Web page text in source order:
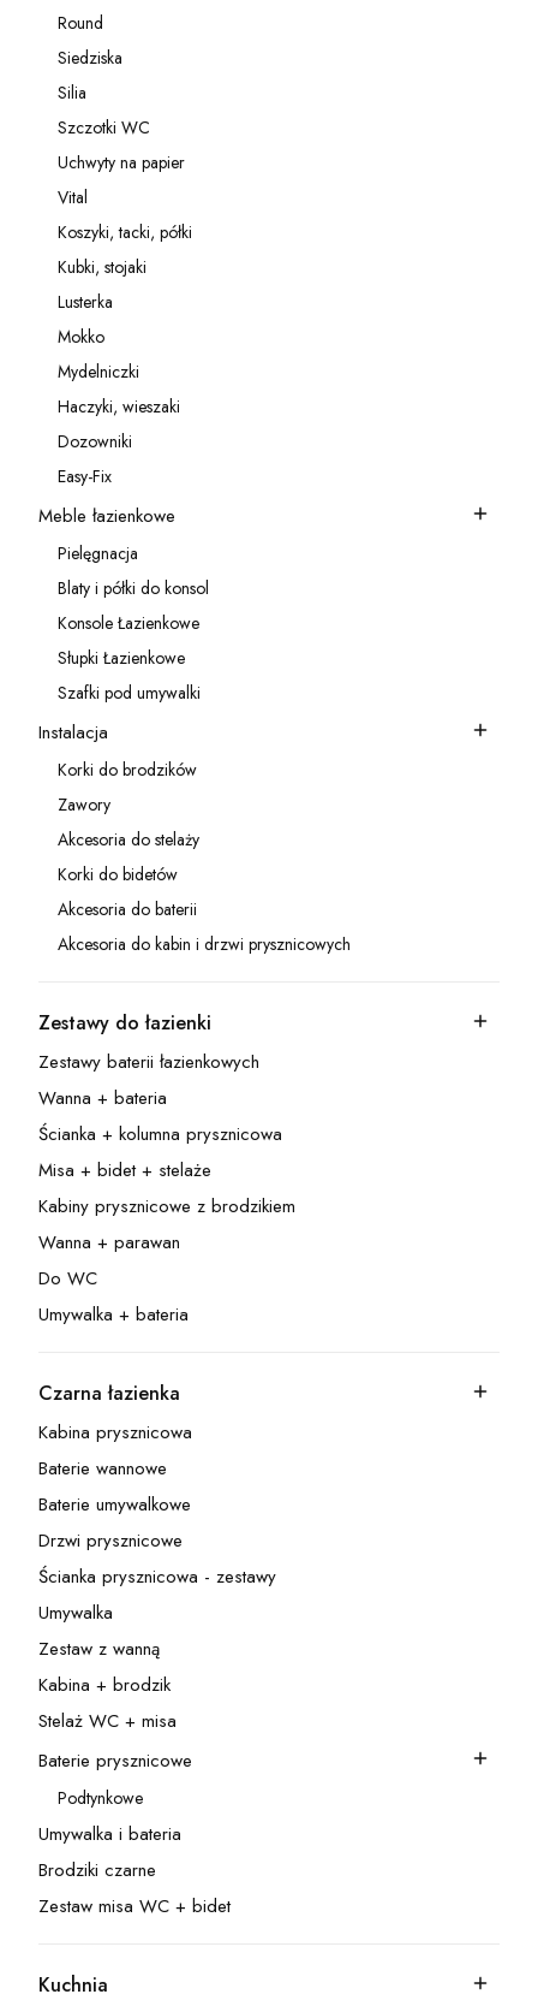
Kategoria - Round
Round
Kategoria - Siedziska
Siedziska
Kategoria - Silia
Silia
Kategoria - Szczotki WC
Szczotki WC
Kategoria - Uchwyty na papier
Uchwyty na papier
Kategoria - Vital
Vital
Kategoria - Koszyki, tacki, półki
Koszyki, tacki, półki
Kategoria - Kubki, stojaki
Kubki, stojaki
Kategoria - Lusterka
Lusterka
Kategoria - Mokko
Mokko
Kategoria - Mydelniczki
Mydelniczki
Kategoria - Haczyki, wieszaki
Haczyki, wieszaki
Kategoria - Dozowniki
Dozowniki
Kategoria - Easy-Fix
Easy-Fix
Kategoria - Meble łazienkowe
Meble łazienkowe
Kategoria - Pielęgnacja
Pielęgnacja
Kategoria - Blaty i półki do konsol
Blaty i półki do konsol
Kategoria - Konsole Łazienkowe
Konsole Łazienkowe
Kategoria - Słupki Łazienkowe
Słupki Łazienkowe
Kategoria - Szafki pod umywalki
Szafki pod umywalki
Kategoria - Instalacja
Instalacja
Kategoria - Korki do brodzików
Korki do brodzików
Kategoria - Zawory
Zawory
Kategoria - Akcesoria do stelaży
Akcesoria do stelaży
Kategoria - Korki do bidetów
Korki do bidetów
Kategoria - Akcesoria do baterii
Akcesoria do baterii
Kategoria - Akcesoria do kabin i drzwi prysznicowych
Akcesoria do kabin i drzwi prysznicowych
Kategoria - Zestawy do łazienki
Zestawy do łazienki
Kategoria - Zestawy baterii łazienkowych
Zestawy baterii łazienkowych
Kategoria - Wanna + bateria
Wanna + bateria
Kategoria - Ścianka + kolumna prysznicowa
Ścianka + kolumna prysznicowa
Kategoria - Misa + bidet + stelaże
Misa + bidet + stelaże
Kategoria - Kabiny prysznicowe z brodzikiem
Kabiny prysznicowe z brodzikiem
Kategoria - Wanna + parawan
Wanna + parawan
Kategoria - Do WC
Do WC
Kategoria - Umywalka + bateria
Umywalka + bateria
Kategoria - Czarna łazienka
Czarna łazienka
Kategoria - Kabina prysznicowa
Kabina prysznicowa
Kategoria - Baterie wannowe
Baterie wannowe
Kategoria - Baterie umywalkowe
Baterie umywalkowe
Kategoria - Drzwi prysznicowe
Drzwi prysznicowe
Kategoria - Ścianka prysznicowa - zestawy
Ścianka prysznicowa - zestawy
Kategoria - Umywalka
Umywalka
Kategoria - Zestaw z wanną
Zestaw z wanną
Kategoria - Kabina + brodzik
Kabina + brodzik
Kategoria - Stelaż WC + misa
Stelaż WC + misa
Kategoria - Baterie prysznicowe
Baterie prysznicowe
Kategoria - Podtynkowe
Podtynkowe
Kategoria - Umywalka i bateria
Umywalka i bateria
Kategoria - Brodziki czarne
Brodziki czarne
Kategoria - Zestaw misa WC + bidet
Zestaw misa WC + bidet
Kategoria - Kuchnia
Kuchnia